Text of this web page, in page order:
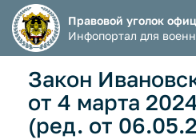
Правовой уголок
Инфопортал для
Закон
от 4 марта
(ред. от